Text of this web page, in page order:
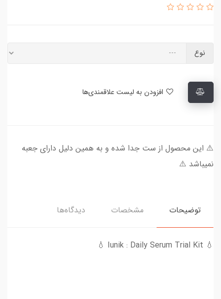
نوع
⚠️ این محصول از ست جدا شده و به همین دلیل دارای جعبه
نمیباشد ⚠️
توضیحات مشخصات دیدگاه‌ها
💧 Iunik : Daily Serum Trial Kit 💧